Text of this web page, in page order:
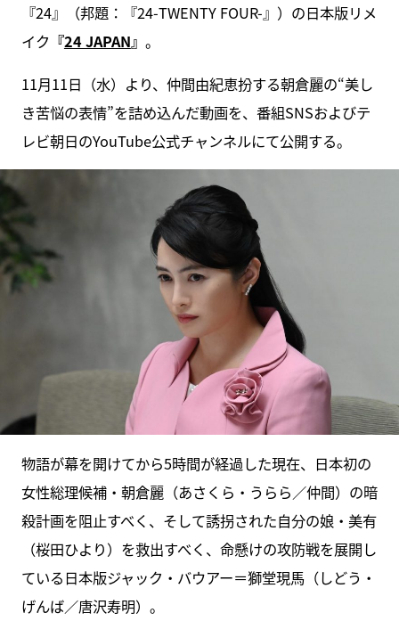
『24』（邦題：『24-TWENTY FOUR-』）の日本版リメ
イク 『24 JAPAN』 。
11月11日（水）より、仲間由紀恵扮する朝倉麗の“美し
き苦悩の表情”を詰め込んだ動画を、番組SNSおよびテ
レビ朝日のYouTube公式チャンネルにて公開する。
物語が幕を開けてから5時間が経過した現在、日本初の
女性総理候補・朝倉麗（あさくら・うらら／仲間）の暗
殺計画を阻止すべく、そして誘拐された自分の娘・美有
（桜田ひより）を救出すべく、命懸けの攻防戦を展開し
ている日本版ジャック・バウアー＝獅堂現馬（しどう・
げんば／唐沢寿明）。